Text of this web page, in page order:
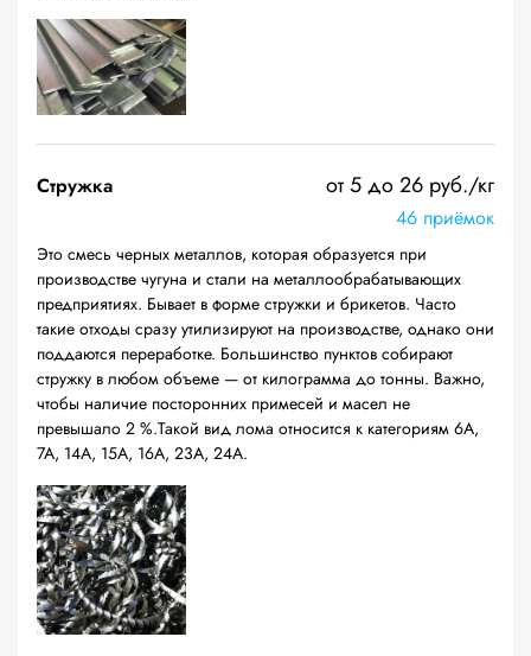
Стружка от 5 до 26 руб./кг
46 приёмок
Это смесь черных металлов, которая образуется при
производстве чугуна и стали на металлообрабатывающих
предприятиях. Бывает в форме стружки и брикетов. Часто
такие отходы сразу утилизируют на производстве, однако они
поддаются переработке. Большинство пунктов собирают
стружку в любом объеме — от килограмма до тонны. Важно,
чтобы наличие посторонних примесей и масел не
превышало 2 %.Такой вид лома относится к категориям 6А,
7А, 14А, 15А, 16А, 23А, 24А.